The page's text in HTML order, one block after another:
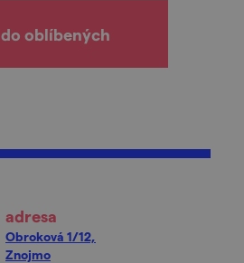
do oblíbených
adresa
Obroková 1/12,
Znojmo